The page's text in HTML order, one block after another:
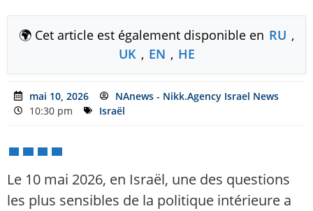
🌍 Cet article est également disponible en RU ,
UK , EN , HE
mai 10, 2026
NAnews - Nikk.Agency Israel News
10:30 pm
Israël
Le 10 mai 2026, en Israël, une des questions
les plus sensibles de la politique intérieure a